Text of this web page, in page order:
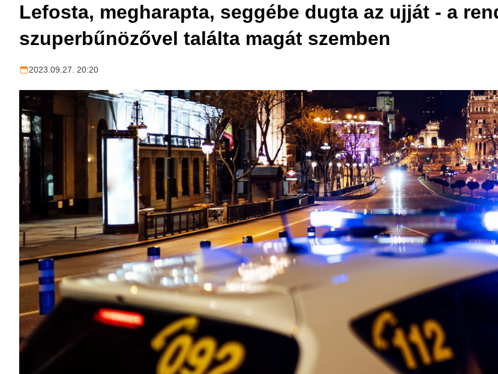
Lefosta, megharapta, seggébe dugta az ujját - a
szuperbűnözővel találta magát szemben
2023.09.27. 20:20